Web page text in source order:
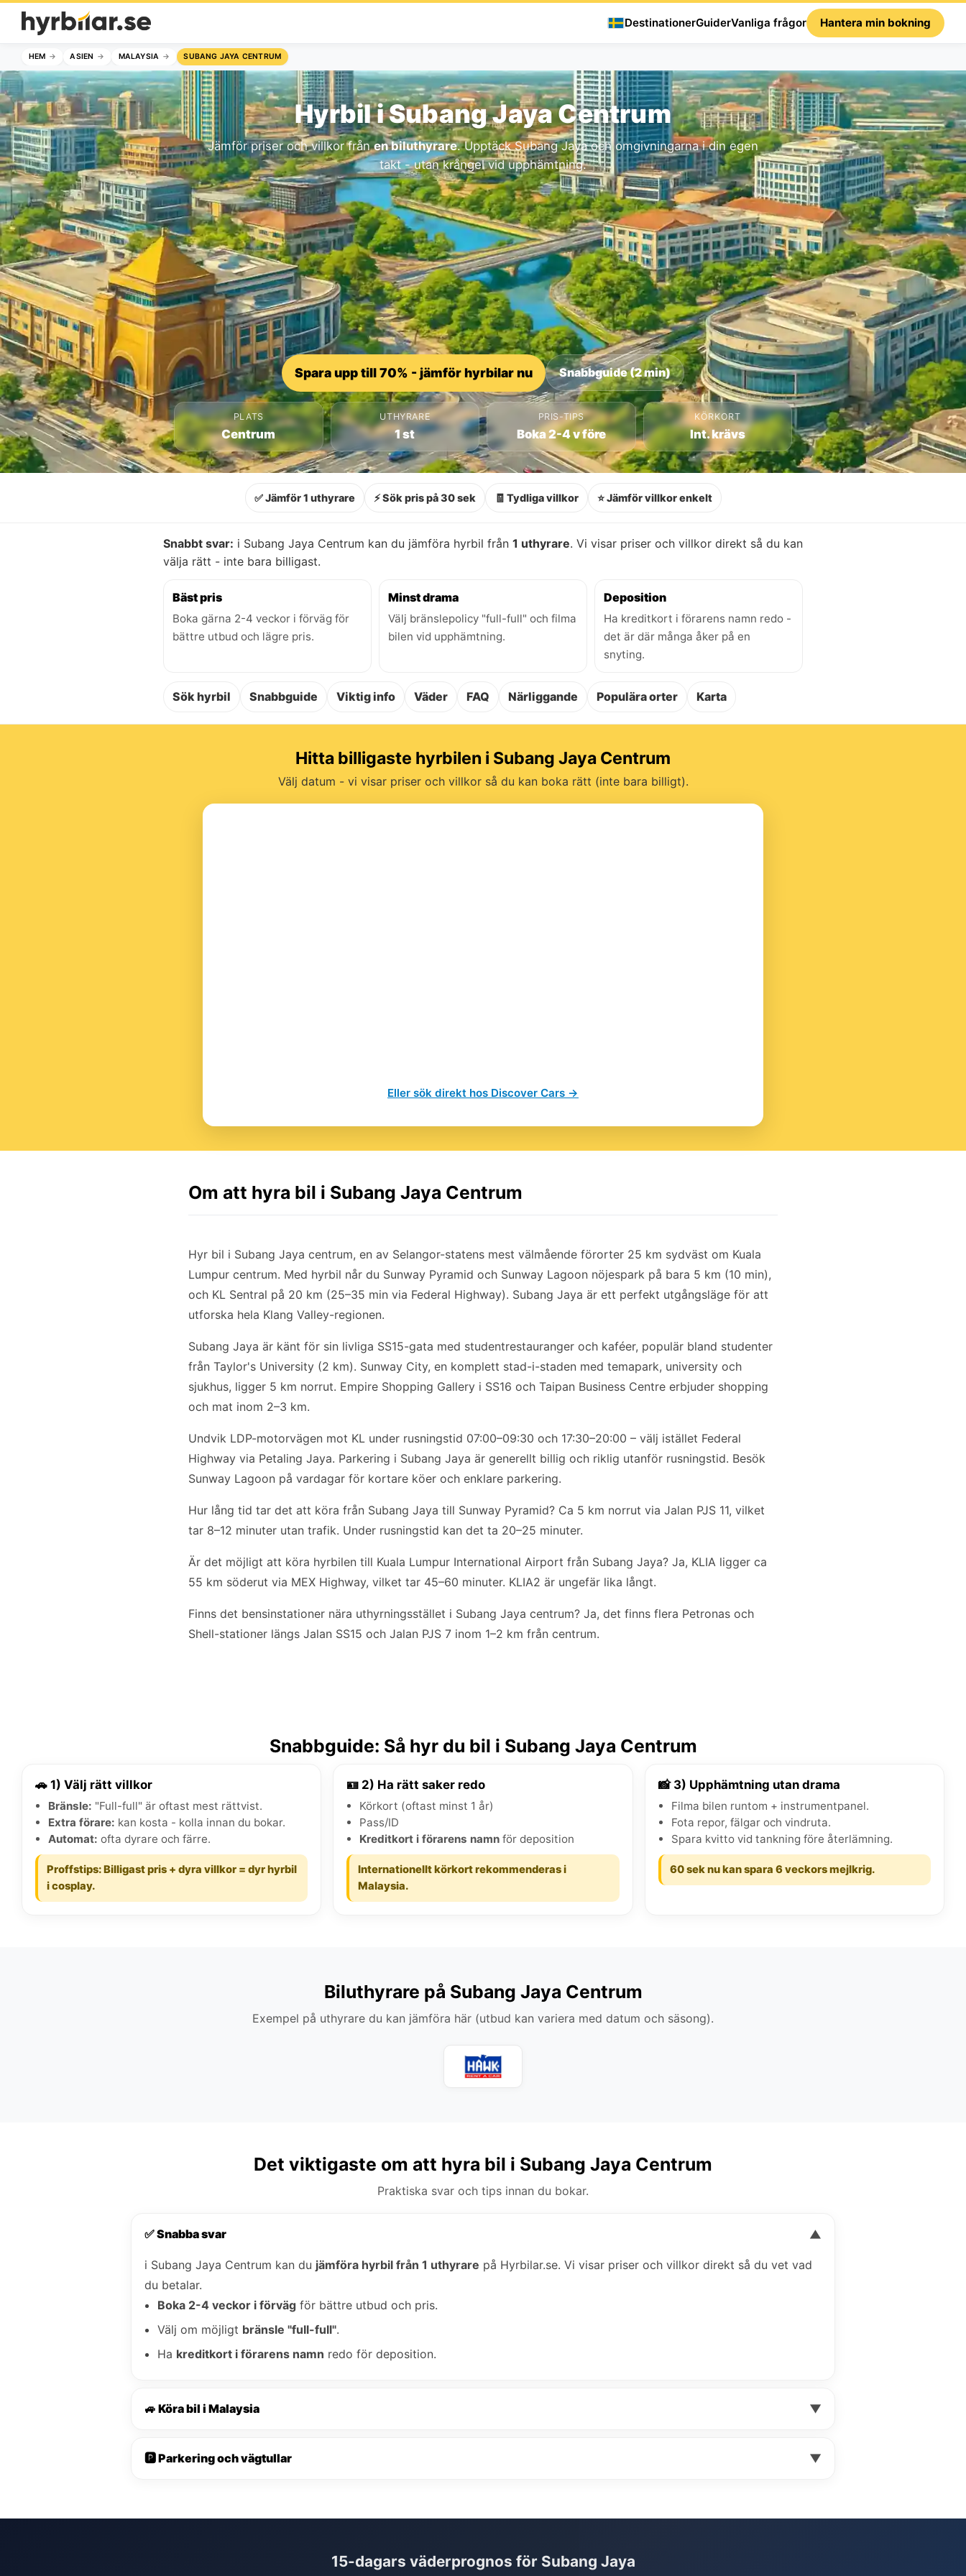
DestinationerGuiderVanliga frågor Hantera min bokning
HEM ASIEN MALAYSIA SUBANG JAYA CENTRUM
Hyrbil i Subang Jaya Centrum
Jämför priser och villkor frånen biluthyrare. Upptäck Subang Jaya och omgivningarna i din egen
takt - utan krångel vid upphämtning.
Spara upp till 70% - jämför hyrbilar nu Snabbguide (2 min)
PLATS
Centrum
UTHYRARE
1 st
PRIS-TIPS
Boka 2-4 v före
KÖRKORT
Int. krävs
✅ Jämför 1 uthyrare ⚡ Sök pris på 30 sek 🧾 Tydliga villkor ⭐ Jämför villkor enkelt
Snabbt svar: i Subang Jaya Centrum kan du jämföra hyrbil från 1 uthyrare. Vi visar priser och villkor direkt så du kan
välja rätt - inte bara billigast.
Bäst pris
Boka gärna 2-4 veckor i förväg för
bättre utbud och lägre pris.
Minst drama
Välj bränslepolicy "full-full" och filma
bilen vid upphämtning.
Deposition
Ha kreditkort i förarens namn redo -
det är där många åker på en
snyting.
Sök hyrbil Snabbguide Viktig info Väder FAQ Närliggande Populära orter Karta
Hitta billigaste hyrbilen i Subang Jaya Centrum
Välj datum - vi visar priser och villkor så du kan boka rätt (inte bara billigt).
Eller sök direkt hos Discover Cars →
Om att hyra bil i Subang Jaya Centrum
Hyr bil i Subang Jaya centrum, en av Selangor-statens mest välmående förorter 25 km sydväst om Kuala
Lumpur centrum. Med hyrbil når du Sunway Pyramid och Sunway Lagoon nöjespark på bara 5 km (10 min),
och KL Sentral på 20 km (25–35 min via Federal Highway). Subang Jaya är ett perfekt utgångsläge för att
utforska hela Klang Valley-regionen.
Subang Jaya är känt för sin livliga SS15-gata med studentrestauranger och kaféer, populär bland studenter
från Taylor's University (2 km). Sunway City, en komplett stad-i-staden med temapark, university och
sjukhus, ligger 5 km norrut. Empire Shopping Gallery i SS16 och Taipan Business Centre erbjuder shopping
och mat inom 2–3 km.
Undvik LDP-motorvägen mot KL under rusningstid 07:00–09:30 och 17:30–20:00 – välj istället Federal
Highway via Petaling Jaya. Parkering i Subang Jaya är generellt billig och riklig utanför rusningstid. Besök
Sunway Lagoon på vardagar för kortare köer och enklare parkering.
Hur lång tid tar det att köra från Subang Jaya till Sunway Pyramid? Ca 5 km norrut via Jalan PJS 11, vilket
tar 8–12 minuter utan trafik. Under rusningstid kan det ta 20–25 minuter.
Är det möjligt att köra hyrbilen till Kuala Lumpur International Airport från Subang Jaya? Ja, KLIA ligger ca
55 km söderut via MEX Highway, vilket tar 45–60 minuter. KLIA2 är ungefär lika långt.
Finns det bensinstationer nära uthyrningsstället i Subang Jaya centrum? Ja, det finns flera Petronas och
Shell-stationer längs Jalan SS15 och Jalan PJS 7 inom 1–2 km från centrum.
Snabbguide: Så hyr du bil i Subang Jaya Centrum
🚗 1) Välj rätt villkor
Bränsle: "Full-full" är oftast mest rättvist.
Extra förare: kan kosta - kolla innan du bokar.
Automat: ofta dyrare och färre.
Proffstips: Billigast pris + dyra villkor = dyr hyrbil
i cosplay.
🪪 2) Ha rätt saker redo
Körkort (oftast minst 1 år)
Pass/ID
Kreditkort i förarens namn för deposition
Internationellt körkort rekommenderas i
Malaysia.
📸 3) Upphämtning utan drama
Filma bilen runtom + instrumentpanel.
Fota repor, fälgar och vindruta.
Spara kvitto vid tankning före återlämning.
60 sek nu kan spara 6 veckors mejlkrig.
Biluthyrare på Subang Jaya Centrum
Exempel på uthyrare du kan jämföra här (utbud kan variera med datum och säsong).
Det viktigaste om att hyra bil i Subang Jaya Centrum
Praktiska svar och tips innan du bokar.
✅ Snabba svar ▼
i Subang Jaya Centrum kan du jämföra hyrbil från 1 uthyrare på Hyrbilar.se. Vi visar priser och villkor direkt så du vet vad
du betalar.
Boka 2-4 veckor i förväg för bättre utbud och pris.
Välj om möjligt bränsle "full-full".
Ha kreditkort i förarens namn redo för deposition.
🚙 Köra bil i Malaysia ▼
🅿️ Parkering och vägtullar ▼
15-dagars väderprognos för Subang Jaya